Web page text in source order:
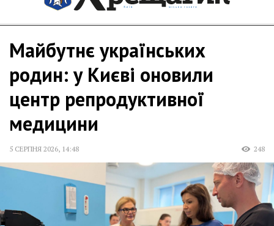
Майбутнє українських
родин: у Києві оновили
центр репродуктивної
медицини
5 СЕРПНЯ 2026, 14:48 248